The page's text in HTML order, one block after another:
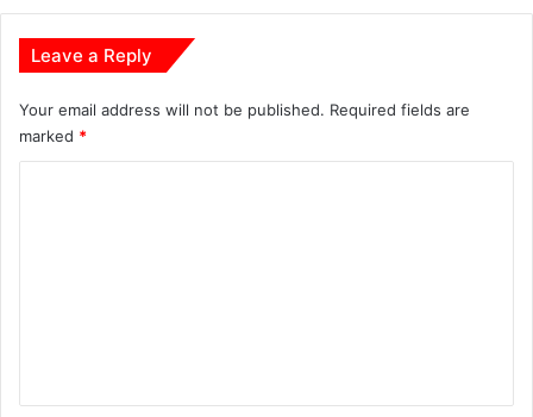
ष
Leave a Reply
Your email address will not be published. Required fields are
marked *